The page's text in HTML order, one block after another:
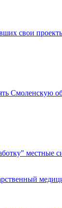
свои
Смоленскую
местные